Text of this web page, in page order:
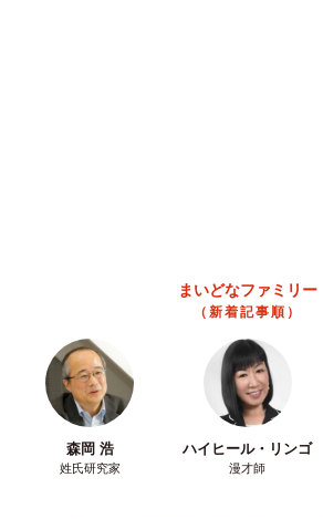
2026.08.07
世界一周中に3度も出会
口では言えない「ジョー
うやめぇや！」藤井が猛
ん】 まいどなニュース
「国産マッチでもバズり
老舗メーカーの投稿が